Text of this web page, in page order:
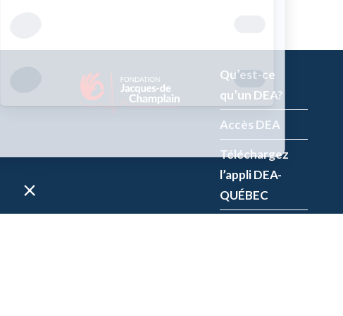
Qu’est-ce
qu’un DEA?
Accès DEA
Téléchargez
l’appli DEA-
QUÉBEC